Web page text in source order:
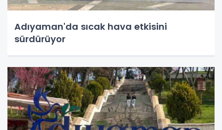
Adıyaman'da sıcak hava etkisini
sürdürüyor